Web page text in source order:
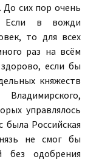
сих пор очень
Если в вожди
то для всех
раз на всём
если бы
княжеств
управлялось
была Российская
не смог бы
без одобрения